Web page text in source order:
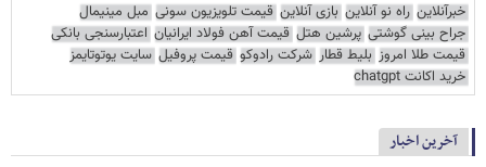
خبرآنلاین راه نو آنلاین بازی آنلاین قیمت تلویزیون سونی مبل مینیمال
جراح بینی گوشتی پرشین هتل قیمت آهن فولاد ایرانیان اعتبارسنجی بانکی
قیمت طلا امروز بلیط قطار شرکت رادوکو قیمت پروفیل سایت یوتوتایمز
خرید اکانت chatgpt
آخرین اخبار